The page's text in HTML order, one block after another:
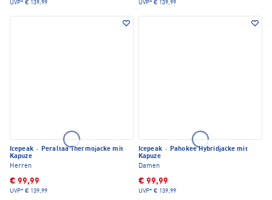
UVP* € 139,99 UVP* € 139,99
Icepeak · Peraltaa Thermojacke mit
Kapuze
Herren
€ 99,99
UVP* € 139,99
Icepeak · Pahokee Hybridjacke mit
Kapuze
Damen
€ 99,99
UVP* € 139,99